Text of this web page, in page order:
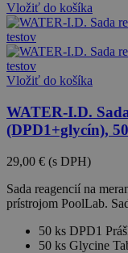
Vložiť do košíka
Vložiť do košíka
WATER-I.D.
(DPD1+glycín),
29,00 € (s DPH)
Sada reagencií na
prístrojom PoolLab.
50 ks DPD1
50 ks Glycine